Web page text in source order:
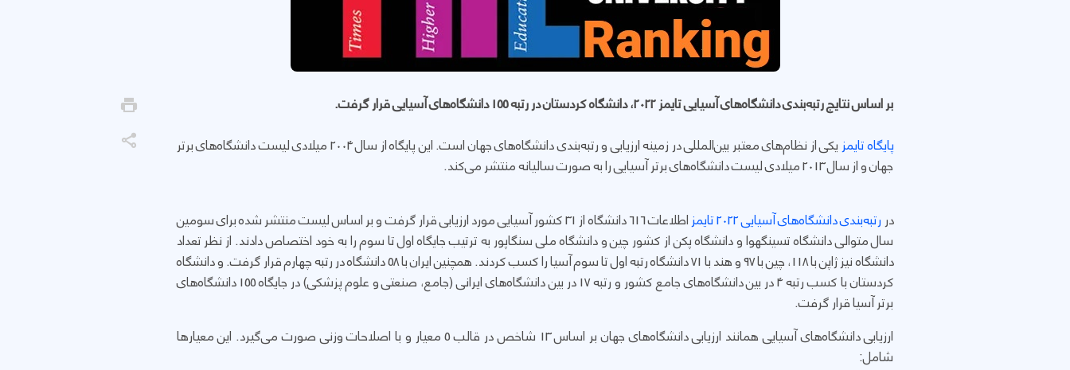
بر اساس نتایج رتبه‌بندی دانشگاه‌های آسیایی تایمز 2022، دانشگاه کردستان در رتبه 155 دانشگاه‌های آسیایی قرار گرفت.
پایگاه تایمز
یکی از نظام‌های معتبر بین‌المللی در زمینه ارزیابی و رتبه‌بندی دانشگاه‌های جهان است. این پایگاه از سال 2004 میلادی لیست دانشگاه‌های برتر
جهان و از سال 2013 میلادی لیست دانشگاه‌های برتر آسیایی را به صورت سالیانه منتشر می‌کند.
دررتبه‌بندی دانشگاه‌های آسیایی 2022 تایمز
اطلاعات 616 دانشگاه از 31 کشور آسیایی مورد ارزیابی قرار گرفت و بر اساس لیست منتشر شده برای سومین
سال متوالی دانشگاه تسینگهوا و دانشگاه پکن از کشور چین و دانشگاه ملی سنگاپور به ترتیب جایگاه اول تا سوم را به خود اختصاص دادند. از نظر تعداد
دانشگاه نیز ژاپن با 118، چین با 97 و هند با 71 دانشگاه رتبه اول تا سوم آسیا را کسب کردند. همچنین ایران با 58 دانشگاه در رتبه چهارم قرار گرفت. و دانشگاه
کردستان با کسب رتبه 4 در بین دانشگاه‌های جامع کشور و رتبه 17 در بین دانشگاه‌های ایرانی (جامع، صنعتی و علوم پزشکی) در جایگاه 155 دانشگاه‌های
برتر آسیا قرار گرفت.
ارزیابی دانشگاه‌های آسیایی همانند ارزیابی دانشگاه‌های جهان بر اساس 13 شاخص‌ در قالب 5 معیار و با اصلاحات وزنی صورت می‌گیرد. این معیارها
شامل: